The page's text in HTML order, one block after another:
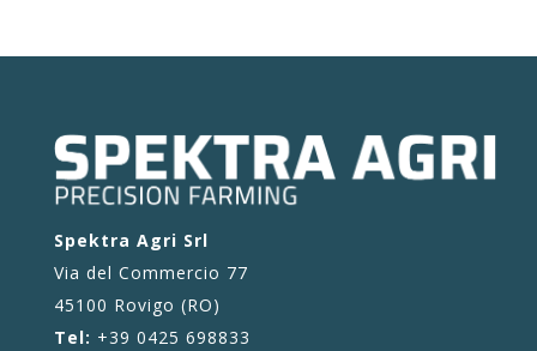
Spektra Agri Srl
Via del Commercio 77
45100 Rovigo (RO)
Tel: +39 0425 698833